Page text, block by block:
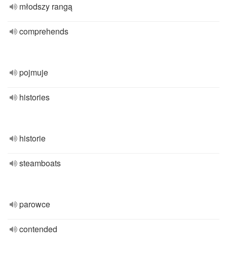
młodszy rangą
comprehends
pojmuje
histories
historie
steamboats
parowce
contended